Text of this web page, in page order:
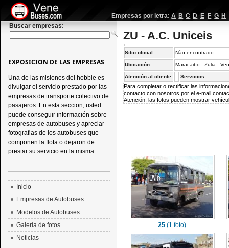
Empresas por letra: A B C D E F G H
Buscar empresas:
ZU - A.C. Uniceis
Sitio oficial: Não encontrado
Ubicación: Maracaibo - Zulia -
Atención al cliente: Servicios:
Para completar o rectificar las
contacto con nosotros por el e-mail
Atención: las fotos pueden mostrar
25 (1 foto)
EXPOSICION DE LAS EMPRESAS
Una de las misiones del hobbie es
divulgar el servicio prestado por las
empresas de transporte colectivo de
pasajeros. En esta seccion, usted
puede conseguir información sobre
empresas de autobuses y apreciar
fotografias de los autobuses que
componen la flota o dejaron de
prestar su servicio en la misma.
Inicio
Empresas de Autobuses
Modelos de Autobuses
Galería de fotos
Noticias